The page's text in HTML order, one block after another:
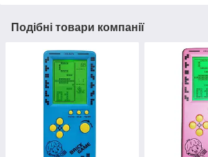
Подібні товари компанії